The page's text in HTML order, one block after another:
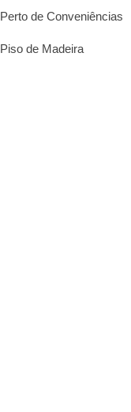
Perto de Conveniências
Piso de Madeira